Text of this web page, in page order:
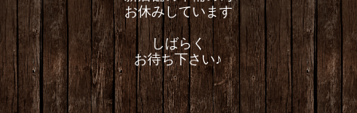
お休みしています
しばらく
お待ち下さい♪